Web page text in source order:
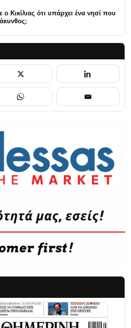
ο Κικίλιας ότι υπάρχει ένα νησί που